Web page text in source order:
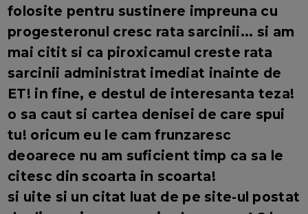
folosite pentru sustinere impreuna cu
progesteronul cresc rata sarcinii... si am
mai citit si ca piroxicamul creste rata
sarcinii administrat imediat inainte de
ET! in fine, e destul de interesanta teza!
o sa caut si cartea denisei de care spui
tu! oricum eu le cam frunzaresc
deoarece nu am suficient timp ca sa le
citesc din scoarta in scoarta!
si uite si un citat luat de pe site-ul postat